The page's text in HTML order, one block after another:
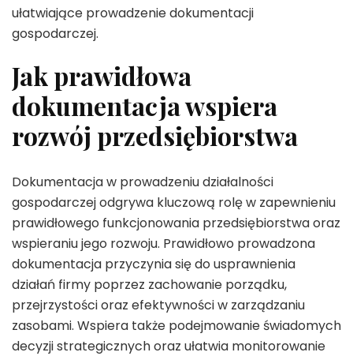
ułatwiające prowadzenie dokumentacji
gospodarczej.
Jak prawidłowa
dokumentacja wspiera
rozwój przedsiębiorstwa
Dokumentacja w prowadzeniu działalności
gospodarczej odgrywa kluczową rolę w zapewnieniu
prawidłowego funkcjonowania przedsiębiorstwa oraz
wspieraniu jego rozwoju. Prawidłowo prowadzona
dokumentacja przyczynia się do usprawnienia
działań firmy poprzez zachowanie porządku,
przejrzystości oraz efektywności w zarządzaniu
zasobami. Wspiera także podejmowanie świadomych
decyzji strategicznych oraz ułatwia monitorowanie